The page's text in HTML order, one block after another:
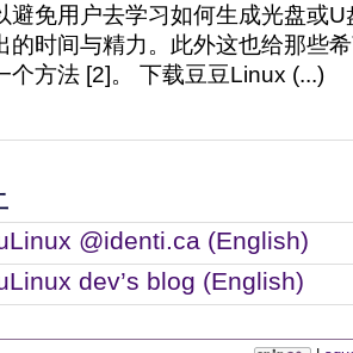
避免用户去学习如何生成光盘或
的时间与精力。此外这也给那些
个方法 [2]。 下载豆豆Linux (...)
@identi.ca (English)
dev’s blog (English)